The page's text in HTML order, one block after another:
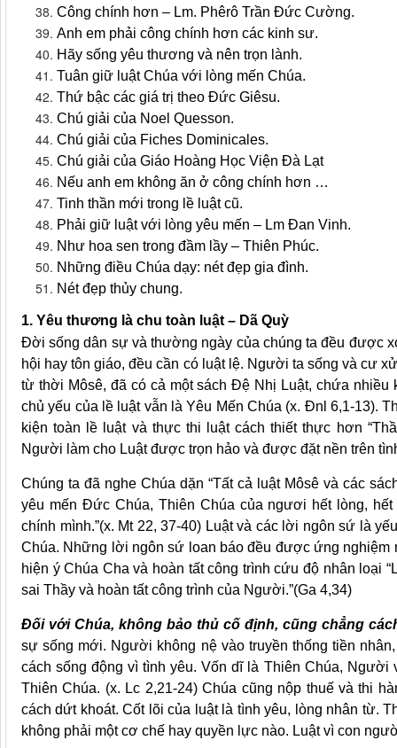
Công chính hơn – Lm. Phêrô Trần Đức Cường.
Anh em phải công chính hơn các kinh sư.
Hãy sống yêu thương và nên trọn lành.
Tuân giữ luật Chúa với lòng mến Chúa.
Thứ bậc các giá trị theo Đức Giêsu.
Chú giải của Noel Quesson.
Chú giải của Fiches Dominicales.
Chú giải của Giáo Hoàng Học Viện Đà Lạt
Nếu anh em không ăn ở công chính hơn …
Tinh thần mới trong lề luật cũ.
Phải giữ luật với lòng yêu mến – Lm Đan Vinh.
Như hoa sen trong đầm lầy – Thiên Phúc.
Những điều Chúa dạy: nét đẹp gia đình.
Nét đẹp thủy chung.
1. Yêu thương là chu toàn luật – Dã Quỳ
Đời sống dân sự và thường ngày của chúng ta đều được
hội hay tôn giáo, đều cần có luật lệ. Người ta sống và cư
từ thời Môsê, đã có cả một sách Đệ Nhị Luật, chứa
chủ yếu của lề luật vẫn là Yêu Mến Chúa (x. Đnl 6,1-13).
kiện toàn lề luật và thực thi luật cách thiết thực hơn
Người làm cho Luật được trọn hảo và được đặt nền trên
Chúng ta đã nghe Chúa dặn “Tất cả luật Môsê và các
yêu mến Đức Chúa, Thiên Chúa của ngươi hết lòng,
chính mình.”(x. Mt 22, 37-40) Luật và các lời ngôn sứ là
Chúa. Những lời ngôn sứ loan báo đều được ứng nghiệm
hiện ý Chúa Cha và hoàn tất công trình cứu độ nhân loại
sai Thầy và hoàn tất công trình của Người.”(Ga 4,34)
Đối với Chúa, không bảo thủ cố định, cũng chẳng
sự sống mới. Người không nệ vào truyền thống tiền
cách sống động vì tình yêu. Vốn dĩ là Thiên Chúa,
Thiên Chúa. (x. Lc 2,21-24) Chúa cũng nộp thuế và thi
cách dứt khoát. Cốt lõi của luật là tình yêu, lòng nhân từ.
không phải một cơ chế hay quyền lực nào. Luật vì con